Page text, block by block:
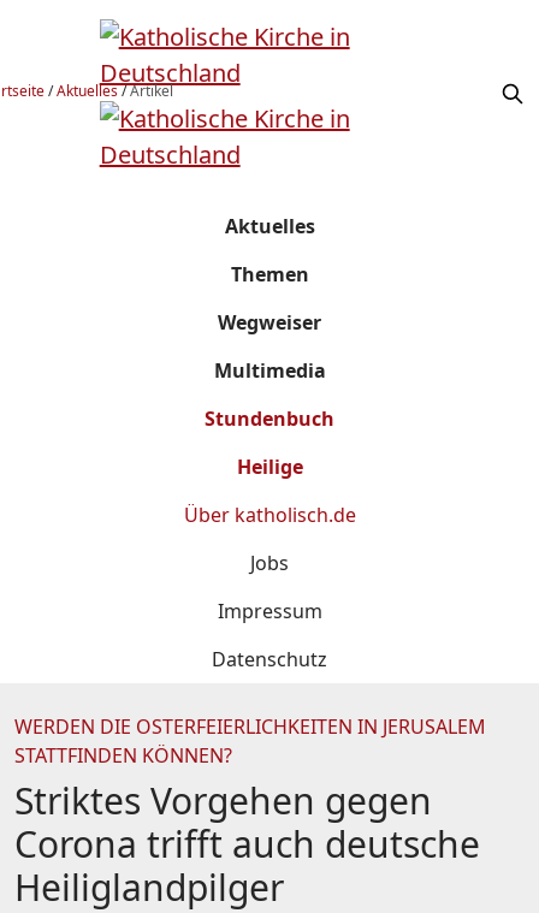
/Aktuelles/Artikel
Aktuelles
Themen
Wegweiser
Multimedia
Stundenbuch
Heilige
Über katholisch.de
Jobs
Impressum
Datenschutz
WERDEN DIE OSTERFEIERLICHKEITEN IN JERUSALEM
STATTFINDEN KÖNNEN?
Striktes Vorgehen gegen
Corona trifft auch deutsche
Heiliglandpilger